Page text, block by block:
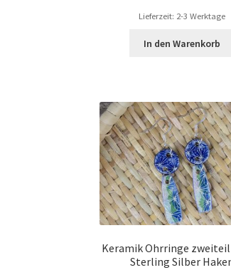
Lieferzeit: 2-3 Werktage
In den Warenkorb
Keramik Ohrringe
Sterling Silber